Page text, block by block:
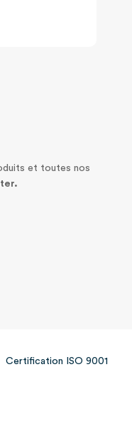
et toutes nos
Certification ISO 9001